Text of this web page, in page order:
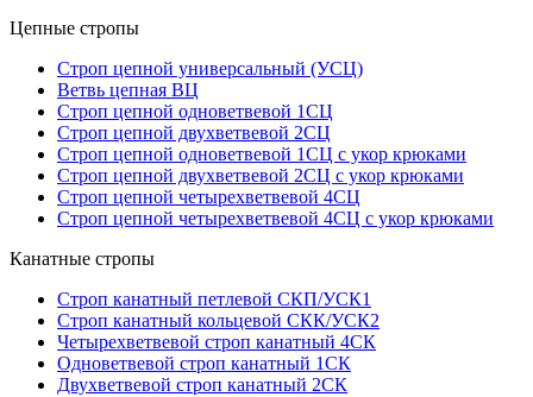
Цепные стропы
Строп цепной универсальный (УСЦ)
Ветвь цепная ВЦ
Строп цепной одноветвевой 1СЦ
Строп цепной двухветвевой 2СЦ
Строп цепной одноветвевой 1СЦ с укор крюками
Строп цепной двухветвевой 2СЦ с укор крюками
Строп цепной четырехветвевой 4СЦ
Строп цепной четырехветвевой 4СЦ с укор крюками
Канатные стропы
Строп канатный петлевой СКП/УСК1
Строп канатный кольцевой СКК/УСК2
Четырехветвевой строп канатный 4СК
Одноветвевой строп канатный 1СК
Двухветвевой строп канатный 2СК